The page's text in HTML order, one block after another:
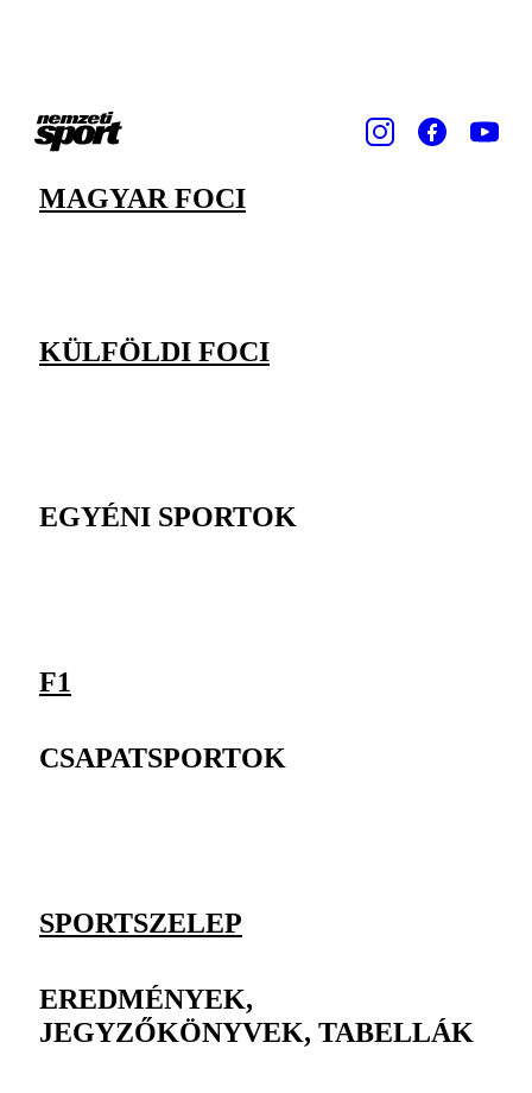
MAGYAR FOCI
KÜLFÖLDI FOCI
EGYÉNI SPORTOK
F1
CSAPATSPORTOK
SPORTSZELEP
EREDMÉNYEK,
JEGYZŐKÖNYVEK, TABELLÁK